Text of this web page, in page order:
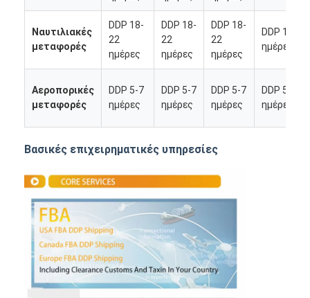
Γύρος εργοστασίων
Ποιοτικός έλεγχος
επαφή
Νέα
Όλες οι περιπτώσεις
Συνομιλία τώρα
Διεθνές φορτίο μπροστινό
Εναέρια μεταφορά μπροστινή
Ναυτιλιακές
μεταφορές
DDP 18-
22
ημέρες
DDP 18-
22
ημέρες
DDP 18-
22
ημέρες
DDP 18-22
ημέρες
Αεροπορικές
μεταφορές
DDP 5-7
ημέρες
DDP 5-7
ημέρες
DDP 5-7
ημέρες
DDP 5-7
ημέρες
Βασικές επιχειρηματικές υπηρεσίες